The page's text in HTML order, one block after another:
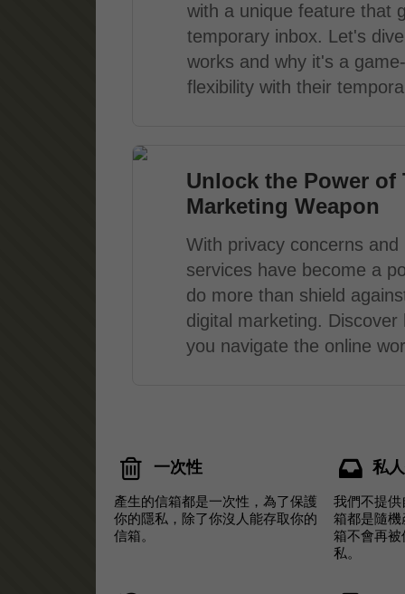
with a unique feature that
temporary inbox. Let's
works and why it's a
flexibility with their
Unlock the Power of
Marketing Weapon
With privacy concerns
services have become a
do more than shield
digital marketing.
you navigate the online
一次性
產生的信箱都是一次性，為了保護
你的隱私，除了你沒人能存取你的
信箱。
私
我們不提
箱都是隨
箱不會再
私。